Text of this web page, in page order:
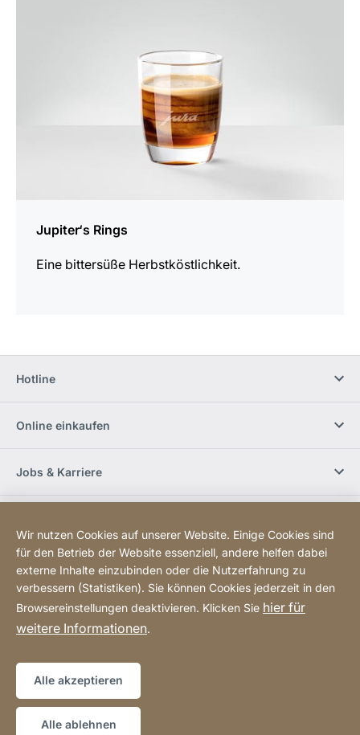
Jupiter‘s Rings
Eine bittersüße Herbstköstlichkeit.
Hotline
Online einkaufen
Jobs & Karriere
Social Media
Newsletter bestellen
Website
[Website
information]
Sitemap
Wir nutzen Cookies auf unserer Website. Einige Cookies sind
für den Betrieb der Website essenziell, andere helfen dabei
externe Inhalte einzubinden oder die Nutzerfahrung zu
verbessern (Statistiken). Sie können Cookies jederzeit in den
Browsereinstellungen deaktivieren. Klicken Sie hier für
weitere Informationen.
Alle akzeptieren
Alle ablehnen